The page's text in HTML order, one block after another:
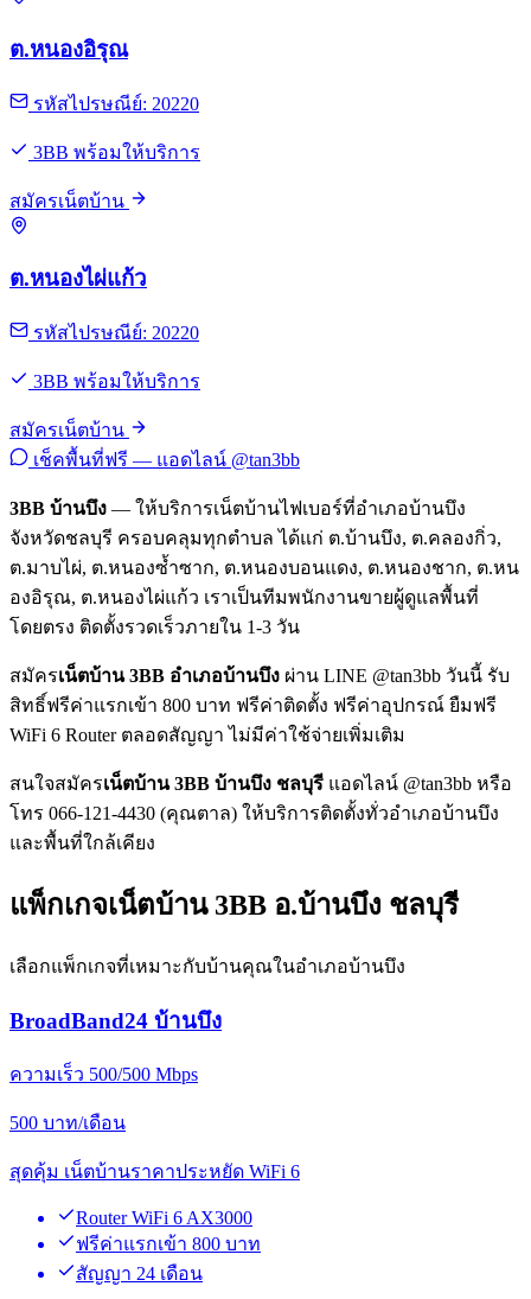
ต.หนองอิรุณ
รหัสไปรษณีย์: 20220
3BB พร้อมให้บริการ
สมัครเน็ตบ้าน
ต.หนองไผ่แก้ว
รหัสไปรษณีย์: 20220
3BB พร้อมให้บริการ
สมัครเน็ตบ้าน
เช็คพื้นที่ฟรี — แอดไลน์ @tan3bb
3BB บ้านบึง — ให้บริการเน็ตบ้านไฟเบอร์ที่อำเภอบ้านบึง
จังหวัดชลบุรี ครอบคลุมทุกตำบล ได้แก่ ต.บ้านบึง, ต.คลองกิ่ว,
ต.มาบไผ่, ต.หนองซ้ำซาก, ต.หนองบอนแดง, ต.หนองชาก, ต.หน
องอิรุณ, ต.หนองไผ่แก้ว เราเป็นทีมพนักงานขายผู้ดูแลพื้นที่
โดยตรง ติดตั้งรวดเร็วภายใน 1-3 วัน
สมัครเน็ตบ้าน 3BB อำเภอบ้านบึง ผ่าน LINE @tan3bb วันนี้ รับ
สิทธิ์ฟรีค่าแรกเข้า 800 บาท ฟรีค่าติดตั้ง ฟรีค่าอุปกรณ์ ยืมฟรี
WiFi 6 Router ตลอดสัญญา ไม่มีค่าใช้จ่ายเพิ่มเติม
สนใจสมัครเน็ตบ้าน 3BB บ้านบึง ชลบุรี แอดไลน์ @tan3bb หรือ
โทร 066-121-4430 (คุณตาล) ให้บริการติดตั้งทั่วอำเภอบ้านบึง
และพื้นที่ใกล้เคียง
แพ็กเกจเน็ตบ้าน 3BB อ.บ้านบึง ชลบุรี
เลือกแพ็กเกจที่เหมาะกับบ้านคุณในอำเภอบ้านบึง
BroadBand24 บ้านบึง
ความเร็ว 500/500 Mbps
500 บาท/เดือน
สุดคุ้ม เน็ตบ้านราคาประหยัด WiFi 6
Router WiFi 6 AX3000
ฟรีค่าแรกเข้า 800 บาท
สัญญา 24 เดือน